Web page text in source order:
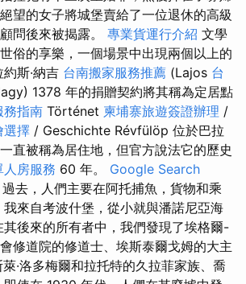
望的女子將城堡賣給了一位退休的高級
問後來被揭露。 專業貨運行介紹 文學
俗的享樂，一個場景中出現兩個以上的
斯·納吉 台南搬家服務推薦 (Lajos 台
1378 年的捐贈契約將其稱為定居點
務指南 Történet 柬埔寨旅遊簽證辦理 /
選擇 / Geschichte Révfülöp 位於巴拉
直被稱為居住地，但官方說法它的歷史
房服務 60 年。 Google Search
過去，人們主要在阿托捕魚，貨物和乘
來自考波什堡，從小就與潘諾尼亞海
後來的所有者中，我們發現了埃格爾-
修道院的修道士、埃斯泰爾戈姆的大主
·洛多梅爾和拉托特的久拉菲家族、喬